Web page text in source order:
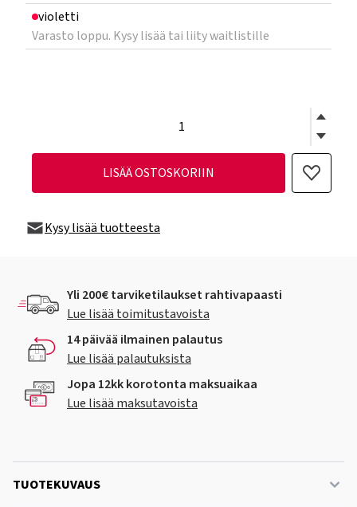
violetti
Varasto loppu. Kysy lisää tai liity waitlistille
LISÄÄ OSTOSKORIIN
Kysy lisää tuotteesta
Yli 200€ tarviketilaukset rahtivapaasti
Lue lisää toimitustavoista
14 päivää ilmainen palautus
Lue lisää palautuksista
Jopa 12kk korotonta maksuaikaa
Lue lisää maksutavoista
TUOTEKUVAUS